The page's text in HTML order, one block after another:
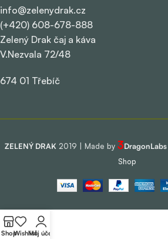
info@zelenydrak.cz
(+420) 608-678-888
Zelený Drak čaj a káva
V.Nezvala 72/48
674 01 Třebíč
ZELENÝ DRAK 2019 | Made by 3DragonLabs
Shop
ShopWishlistMůj účet